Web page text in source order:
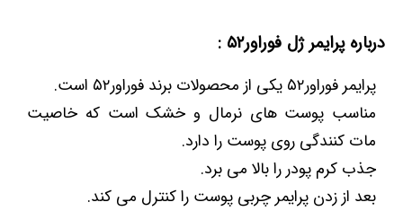
درباره پرایمر ژل فوراور۵۲ :
پرایمر فوراور۵۲ یکی از محصولات برند فوراور۵۲ است.
مناسب پوست های نرمال و خشک است که خاصیت
مات کنندگی روی پوست را دارد.
جذب کرم پودر را بالا می برد.
بعد از زدن پرایمر چربی پوست را کنترل می کند.